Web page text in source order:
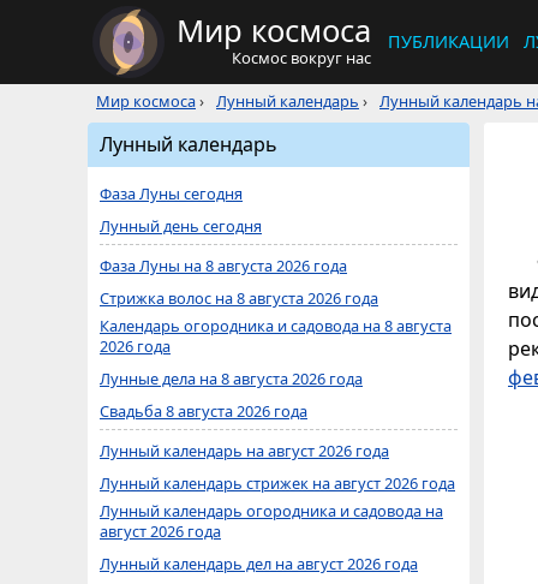
Мир космоса
Космос вокруг нас
ПУБЛИКАЦИИ
Мир космоса› Лунный календарь › Лунный календарь
Лунный календарь
Фаза Луны сегодня
Лунный день сегодня
Фаза Луны на 8 августа 2026 года
Стрижка волос на 8 августа 2026 года
Календарь огородника и садовода на 8 августа
2026 года
Лунные дела на 8 августа 2026 года
Свадьба 8 августа 2026 года
Лунный календарь на август 2026 года
Лунный календарь стрижек на август 2026 года
Лунный календарь огородника и садовода на
август 2026 года
Лунный календарь дел на август 2026 года